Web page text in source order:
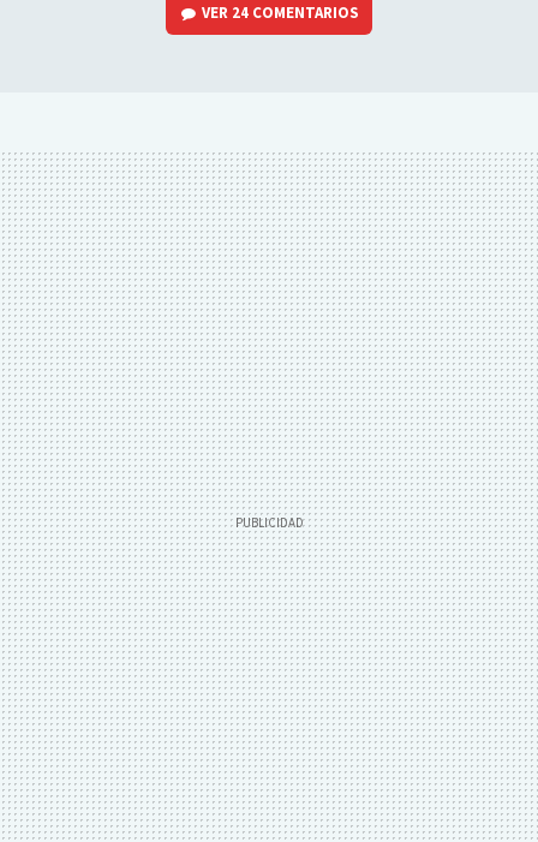
VER 24 COMENTARIOS